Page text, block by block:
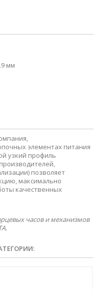
мм
элементах питания
узкий профиль
позволяет
максимально
качественных
часов и механизмов